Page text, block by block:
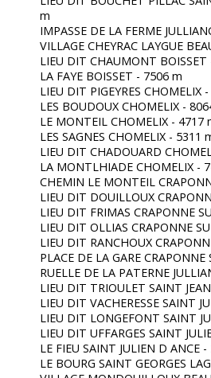
m
IMPASSE DE LA FERME
VILLAGE CHEYRAC LAYGUE
LIEU DIT CHAUMONT
LA FAYE BOISSET - 7506 m
LIEU DIT PIGEYRES CHOMELIX
LES BOUDOUX CHOMELIX -
LE MONTEIL CHOMELIX - 4717
LES SAGNES CHOMELIX - 5311
LIEU DIT CHADOUARD
LA MONTLHIADE CHOMELIX -
CHEMIN LE MONTEIL
LIEU DIT DOUILLOUX
LIEU DIT FRIMAS CRAPONNE
LIEU DIT OLLIAS CRAPONNE
LIEU DIT RANCHOUX
PLACE DE LA GARE
RUELLE DE LA PATERNE
LIEU DIT TRIOULET SAINT
LIEU DIT VACHERESSE SAINT
LIEU DIT LONGEFONT SAINT
LIEU DIT UFFARGES SAINT
LE FIEU SAINT JULIEN D ANCE
LE BOURG SAINT GEORGES